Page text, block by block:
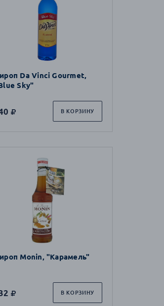
Da Vinci Gourmet,
Sky"
В КОРЗИНУ
Monin, "Карамель"
В КОРЗИНУ